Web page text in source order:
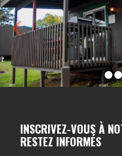
INSCRIVEZ-VOUS À
RESTEZ INFORMÉS